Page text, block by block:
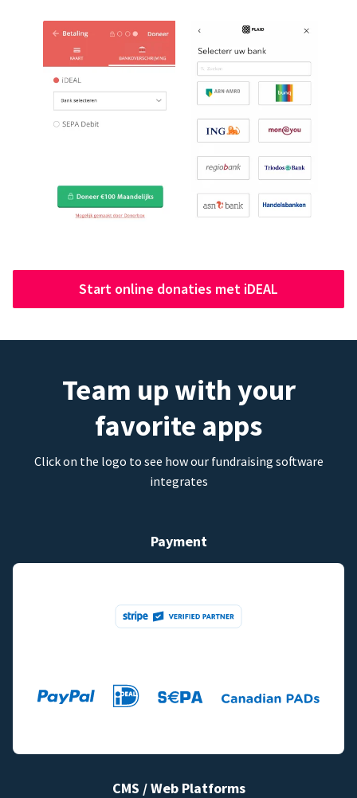
Start online donaties met iDEAL
Team up with your
favorite apps
Click on the logo to see how our fundraising software
integrates
Payment
CMS / Web Platforms